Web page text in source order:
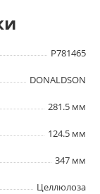
P781465
DONALDSON
281.5 мм
124.5 мм
347 мм
Целлюлоза